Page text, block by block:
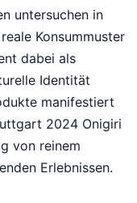
untersuchen in
Konsummuster
dabei als
Identität
manifestiert
2024 Onigiri
von reinem
Erlebnissen.